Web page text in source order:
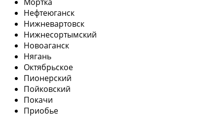
Нефтеюганск
Нижневартовск
Нижнесортымский
Новоаганск
Нягань
Октябрьское
Пионерский
Пойковский
Покачи
Приобье